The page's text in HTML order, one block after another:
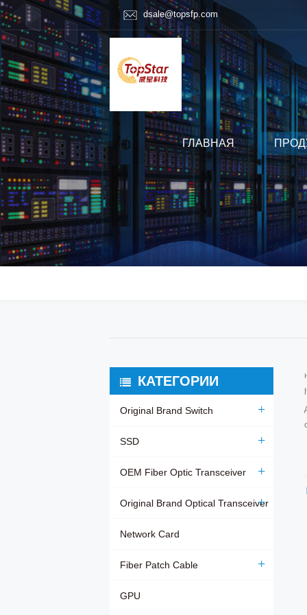
dsale@topsfp.com
ГЛАВНАЯ
КАТЕГОРИИ
Original Brand Switch
SSD
OEM Fiber Optic Transceiver
Original Brand Optical Transceiver
Network Card
Fiber Patch Cable
GPU